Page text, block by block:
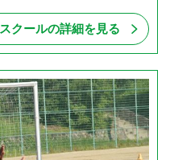
スクールの詳細を見る